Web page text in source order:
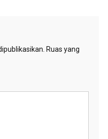
Ruas yang